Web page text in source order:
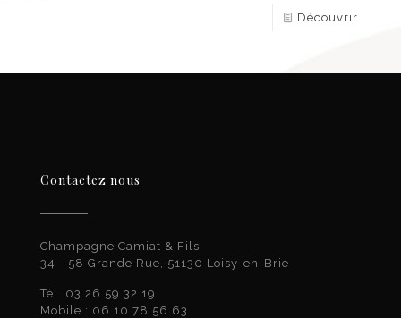
Découvrir
Contactez nous
Champagne Camiat & Fils
34 - 58 Grande Rue, 51130 Loisy-en-Brie
Tél. 03.26.59.32.19
Mobile : 06.10.78.56.63